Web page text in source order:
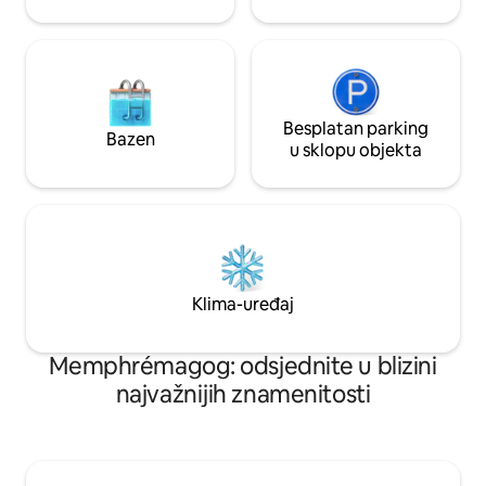
Bazen
Besplatan parking
u sklopu objekta
Klima-uređaj
Memphrémagog: odsjednite u blizini
najvažnijih znamenitosti